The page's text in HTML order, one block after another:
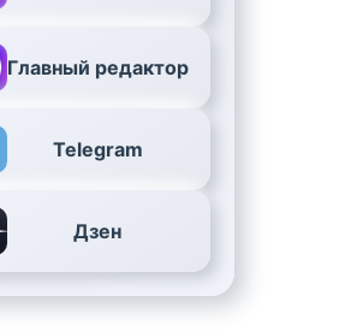
Главный редактор
Telegram
Дзен